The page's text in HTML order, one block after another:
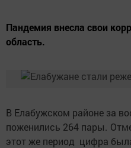
Пандемия внесла свои
область.
В Елабужском районе за
поженились 264 пары.
этот же период цифра